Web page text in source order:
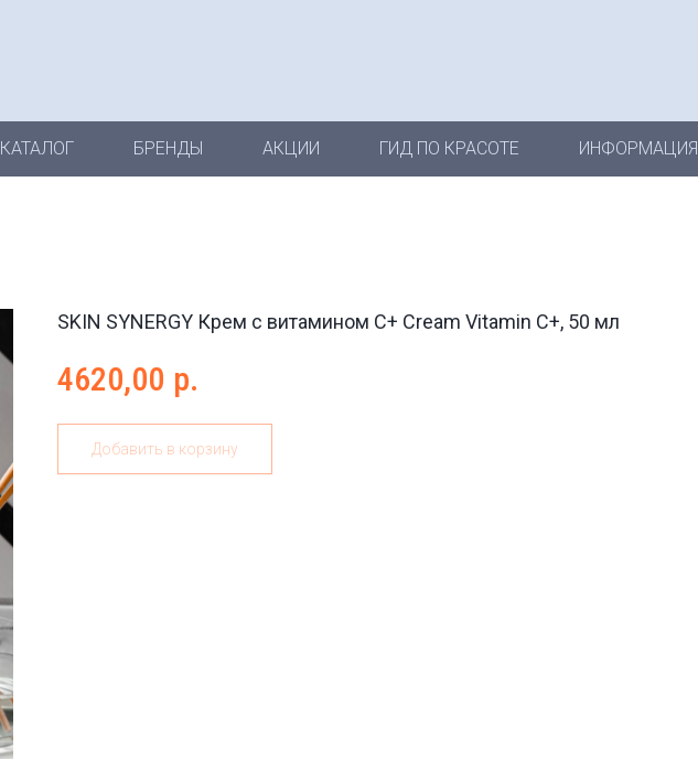
КАТАЛОГ БРЕНДЫ АКЦИИ ГИД ПО КРАСОТЕ ИНФОРМАЦИЯ
SKIN SYNERGY Крем с витамином С+ Cream Vitamin C+, 50 мл
4620,00 р.
Добавить в корзину